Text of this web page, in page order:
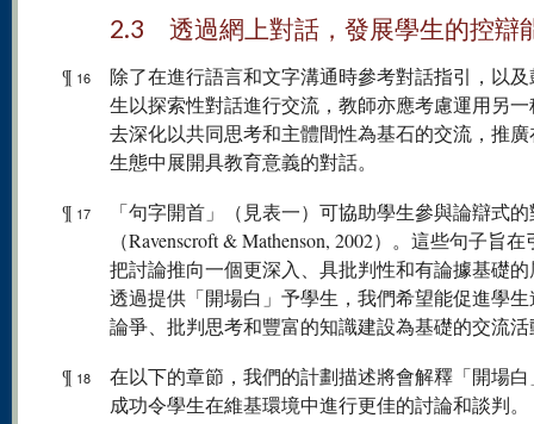
2.3 透過網上對話，發展學生的控辯
¶ 16
除了在進行語言和文字溝通時參考對話指引，以
生以探索性對話進行交流，教師亦應考慮運用另
去深化以共同思考和主體間性為基石的交流，推
生態中展開具教育意義的對話。
¶ 17
「句字開首」（見表一）可協助學生參與論辯式
（Ravenscroft & Mathenson, 2002）。這些句子旨
把討論推向一個更深入、具批判性和有論據基礎
透過提供「開場白」予學生，我們希望能促進學
論爭、批判思考和豐富的知識建設為基礎的交流活
¶ 18
在以下的章節，我們的計劃描述將會解釋「開場
成功令學生在維基環境中進行更佳的討論和談判。